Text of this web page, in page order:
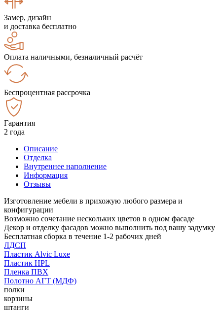
Замер, дизайн
и доставка бесплатно
Оплата наличными, безналичный расчёт
Беспроцентная рассрочка
Гарантия
2 года
Описание
Отделка
Внутреннее наполнение
Информация
Отзывы
Изготовление мебели в прихожую любого размера и
конфигурации
Возможно сочетание нескольких цветов в одном фасаде
Декор и отделку фасадов можно выполнить под вашу задумку
Бесплатная сборка в течение 1-2 рабочих дней
ЛДСП
Пластик Alvic Luxe
Пластик HPL
Пленка ПВХ
Полотно АГТ (МДФ)
полки
корзины
штанги